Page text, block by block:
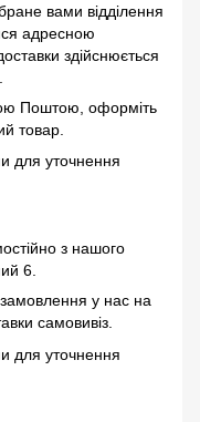
вами відділення
адресною
здійснюється
Поштою, оформіть
товар.
для уточнення
з нашого
6.
у нас на
самовивіз.
для уточнення